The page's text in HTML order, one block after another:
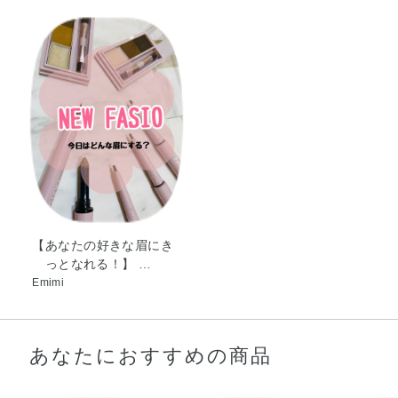
ウキンセンカ花エキス・トコフェロール・ホホバ種子油・
ラベンダー花エキス・ローズマリー葉エキス・AMP・
PVP・（C12，13）パレス－23・（C12，13）パレス－
3・（ジビニルジメチコン／ジメチコン）コポリマー・ク
エン酸・グリセリン・スクワラン・トリ（カプリル酸／カ
プリン酸）グリセリル・ベヘネス－30・ポリグリセリル－
3ジシロキサンジメチコン・水酸化Al・窒化ホウ素・エチル
パラベン・フェノキシエタノール・メチルパラベン・グン
ジョウ・マイカ・酸化チタン・酸化鉄・黄4・青1・赤227
【あなたの好きな眉にき
っとなれる！】 …
Emimi
あなたにおすすめの商品